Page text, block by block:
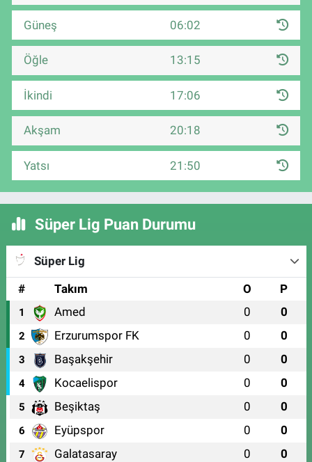
Güneş 06:02
Öğle 13:15
İkindi 17:06
Akşam 20:18
Yatsı 21:50
Süper Lig Puan Durumu
Süper Lig
#
Takım O P
1 Amed 0 0
2 Erzurumspor FK 0 0
3 Başakşehir 0 0
4 Kocaelispor 0 0
5 Beşiktaş 0 0
6 Eyüpspor 0 0
7 Galatasaray 0 0